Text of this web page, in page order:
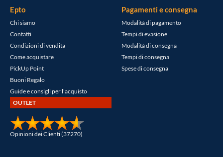
Epto
Chi siamo
Contatti
Condizioni di vendita
Come acquistare
PickUp Point
Buoni Regalo
Guide e consigli per l'acquisto
OUTLET
Opinioni dei Clienti (37270)
Pagamenti e consegna
Modalità di pagamento
Tempi di evasione
Modalità di consegna
Tempi di consegna
Spese di consegna